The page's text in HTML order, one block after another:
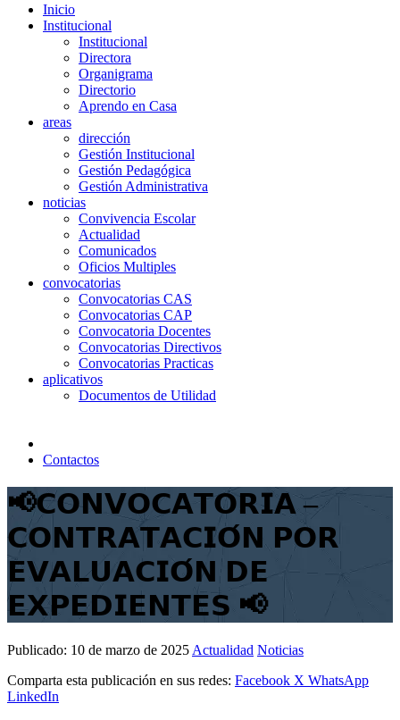
Inicio
Institucional
Institucional
Directora
Organigrama
Directorio
Aprendo en Casa
areas
dirección
Gestión Institucional
Gestión Pedagógica
Gestión Administrativa
noticias
Convivencia Escolar
Actualidad
Comunicados
Oficios Multiples
convocatorias
Convocatorias CAS
Convocatorias CAP
Convocatoria Docentes
Convocatorias Directivos
Convocatorias Practicas
aplicativos
Documentos de Utilidad
Contactos
📢𝗖𝗢𝗡𝗩𝗢𝗖𝗔𝗧𝗢𝗥𝗜𝗔 –
𝗖𝗢𝗡𝗧𝗥𝗔𝗧𝗔𝗖𝗜𝗢́𝗡 𝗣𝗢𝗥
𝗘𝗩𝗔𝗟𝗨𝗔𝗖𝗜𝗢́𝗡 𝗗𝗘
𝗘𝗫𝗣𝗘𝗗𝗜𝗘𝗡𝗧𝗘𝗦 📢
Publicado: 10 de marzo de 2025 Actualidad Noticias
Comparta esta publicación en sus redes: Facebook X WhatsApp
LinkedIn